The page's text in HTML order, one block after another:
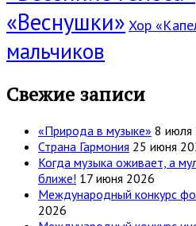
«Веснушки» Хор
мальчиков
Свежие записи
«Природа в музыке» 8 июля
Страна Гармония 25 июня
Когда музыка оживает, а
ближе! 17 июня 2026
Международный конкурс
2026